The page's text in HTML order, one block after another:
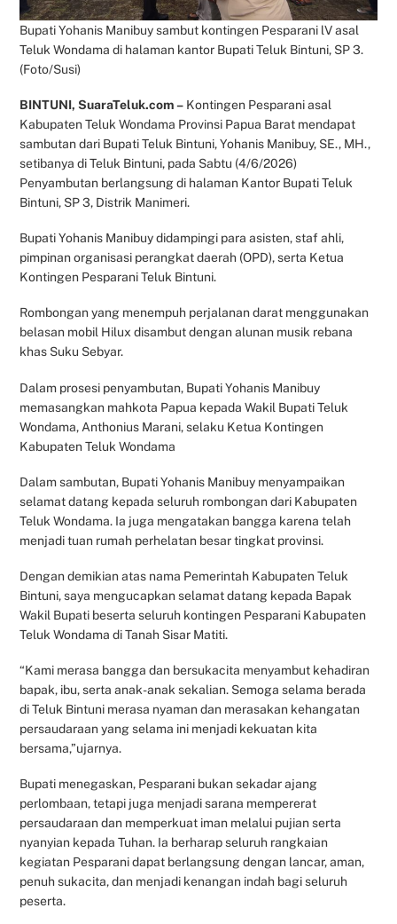
Bupati Yohanis Manibuy sambut kontingen Pesparani lV asal
Teluk Wondama di halaman kantor Bupati Teluk Bintuni, SP 3.
(Foto/Susi)
BINTUNI, SuaraTeluk.com – Kontingen Pesparani asal
Kabupaten Teluk Wondama Provinsi Papua Barat mendapat
sambutan dari Bupati Teluk Bintuni, Yohanis Manibuy, SE., MH.,
setibanya di Teluk Bintuni, pada Sabtu (4/6/2026)
Penyambutan berlangsung di halaman Kantor Bupati Teluk
Bintuni, SP 3, Distrik Manimeri.
Bupati Yohanis Manibuy didampingi para asisten, staf ahli,
pimpinan organisasi perangkat daerah (OPD), serta Ketua
Kontingen Pesparani Teluk Bintuni.
Rombongan yang menempuh perjalanan darat menggunakan
belasan mobil Hilux disambut dengan alunan musik rebana
khas Suku Sebyar.
Dalam prosesi penyambutan, Bupati Yohanis Manibuy
memasangkan mahkota Papua kepada Wakil Bupati Teluk
Wondama, Anthonius Marani, selaku Ketua Kontingen
Kabupaten Teluk Wondama
Dalam sambutan, Bupati Yohanis Manibuy menyampaikan
selamat datang kepada seluruh rombongan dari Kabupaten
Teluk Wondama. Ia juga mengatakan bangga karena telah
menjadi tuan rumah perhelatan besar tingkat provinsi.
Dengan demikian atas nama Pemerintah Kabupaten Teluk
Bintuni, saya mengucapkan selamat datang kepada Bapak
Wakil Bupati beserta seluruh kontingen Pesparani Kabupaten
Teluk Wondama di Tanah Sisar Matiti.
“Kami merasa bangga dan bersukacita menyambut kehadiran
bapak, ibu, serta anak-anak sekalian. Semoga selama berada
di Teluk Bintuni merasa nyaman dan merasakan kehangatan
persaudaraan yang selama ini menjadi kekuatan kita
bersama,”ujarnya.
Bupati menegaskan, Pesparani bukan sekadar ajang
perlombaan, tetapi juga menjadi sarana mempererat
persaudaraan dan memperkuat iman melalui pujian serta
nyanyian kepada Tuhan. Ia berharap seluruh rangkaian
kegiatan Pesparani dapat berlangsung dengan lancar, aman,
penuh sukacita, dan menjadi kenangan indah bagi seluruh
peserta.